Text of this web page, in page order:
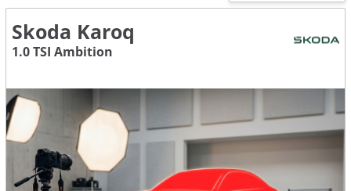
Skoda Karoq
1.0 TSI Ambition